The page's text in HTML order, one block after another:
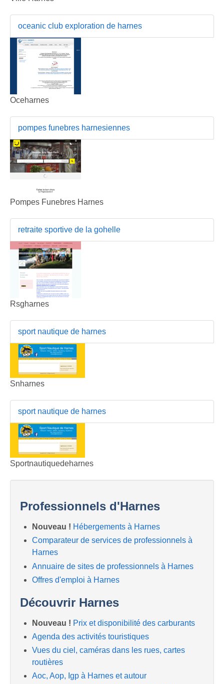
oceanic club exploration de harnes
Oceharnes
pompes funebres harnesiennes
Pompes Funebres Harnes
retraite sportive de la gohelle
Rsgharnes
sport nautique de harnes
Snharnes
sport nautique de harnes
Sportnautiquedeharnes
Professionnels d'Harnes
Nouveau ! Hébergements à Harnes
Comparateur de services de professionnels à
Harnes
Annuaire de sites de professionnels à Harnes
Offres d'emploi à Harnes
Découvrir Harnes
Nouveau ! Prix et disponibilité des carburants
Agenda des activités touristiques
Vues du ciel, caméras dans les rues, cartes
routières
Aoc, Aop, Igp à Harnes et autour